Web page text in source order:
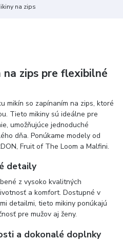
na zips
na zips pre flexibilné
mikín so zapínaním na zips, ktoré
Tieto mikiny sú ideálne pre
umožňujúce jednoduché
dňa. Ponúkame modely od
Fruit of The Loom a Malfini.
detaily
z vysoko kvalitných
a komfort. Dostupné v
detailmi, tieto mikiny ponúkajú
pre mužov aj ženy.
a dokonalé doplnky